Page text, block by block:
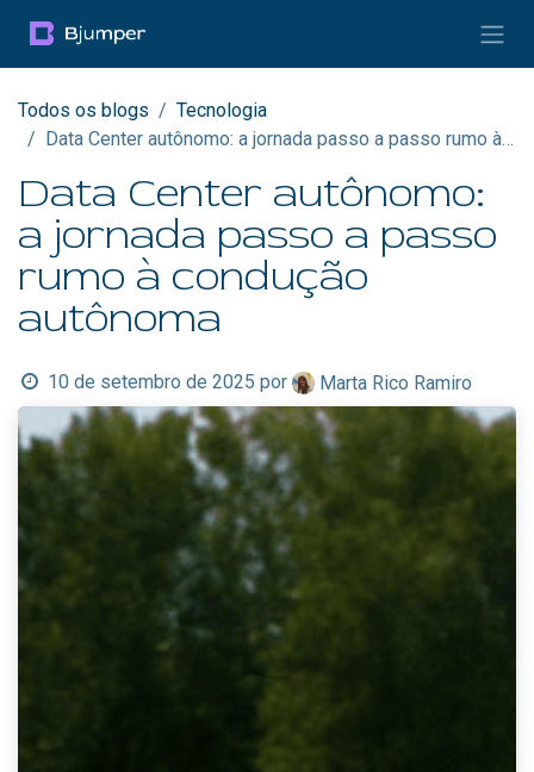
Todos os blogs
Tecnologia
Data Center autônomo: a jornada passo a passo rumo à condução autônoma
Data Center autônomo:
a jornada passo a passo
rumo à condução
autônoma
10 de setembro de 2025 por Marta Rico Ramiro